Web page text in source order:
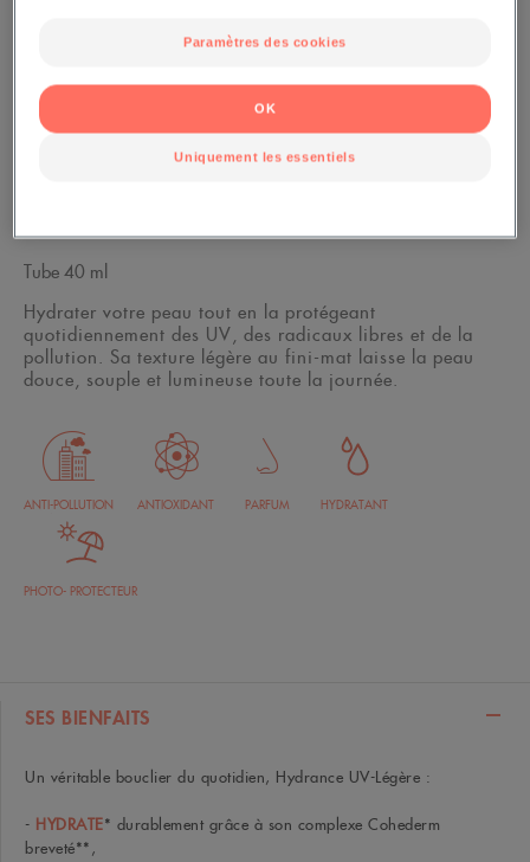
Tube 40 ml
Hydrater votre peau tout en la protégeant
quotidiennement des UV, des radicaux libres et de la
pollution. Sa texture légère au fini-mat laisse la peau
douce, souple et lumineuse toute la journée.
ANTI-POLLUTION ANTIOXIDANT PARFUM HYDRATANT
PHOTO- PROTECTEUR
SES BIENFAITS
Un véritable bouclier du quotidien, Hydrance UV-Légère :
- HYDRATE* durablement grâce à son complexe Cohederm
breveté**,
Paramètres des cookies
Uniquement les essentiels
OK